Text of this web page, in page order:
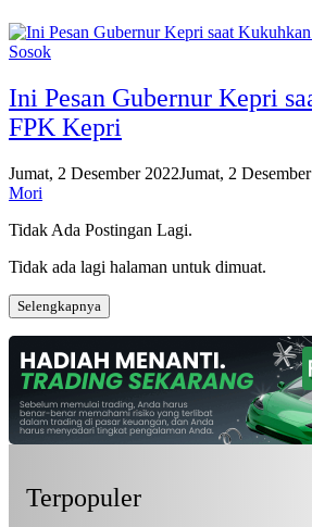
Sosok
Ini Pesan Gubernur Kepri
FPK Kepri
Jumat, 2 Desember 2022Jumat, 2
Mori
Tidak Ada Postingan Lagi.
Tidak ada lagi halaman untuk dimuat.
Selengkapnya
Terpopuler